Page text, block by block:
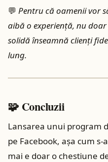
💬 Pentru că oamenii vor
aibă o experiență, nu
solidă înseamnă clienți
lung.
🧩 Concluzii
Lansarea unui program
pe Facebook, așa cum
mai e doar o chestiune